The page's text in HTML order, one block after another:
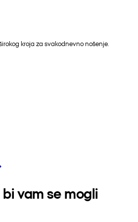
kroja za svakodnevno nošenje.
vam se mogli